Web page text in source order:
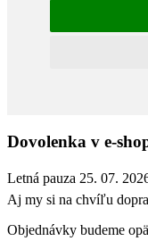
Dovolenka v e-
Letná pauza 25. 07.
Aj my si na chvíľu
Objednávky budeme